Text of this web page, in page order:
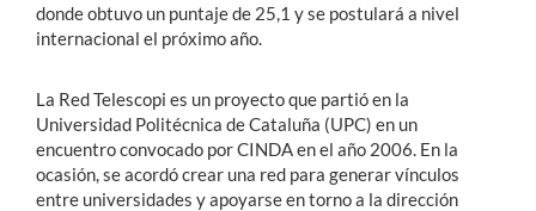
donde obtuvo un puntaje de 25,1 y se postulará a nivel
internacional el próximo año.
La Red Telescopi es un proyecto que partió en la
Universidad Politécnica de Cataluña (UPC) en un
encuentro convocado por CINDA en el año 2006. En la
ocasión, se acordó crear una red para generar vínculos
entre universidades y apoyarse en torno a la dirección